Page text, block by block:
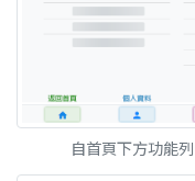
自首頁下方功能